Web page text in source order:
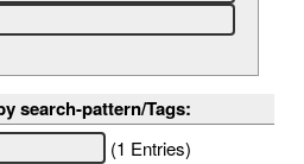
search-pattern/Tags:
(1 Entries)